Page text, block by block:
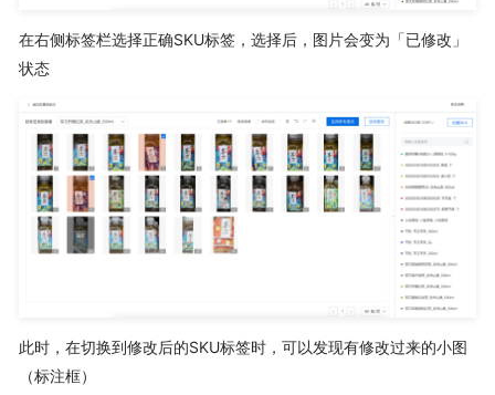
在右侧标签栏选择正确SKU标签，选择后，图片会变为「已修改」
状态
此时，在切换到修改后的SKU标签时，可以发现有修改过来的小图
（标注框）